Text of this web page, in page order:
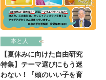
本と人
【夏休みに向けた自由研究
特集】テーマ選びにもう迷
わない！『頭のいい子を育